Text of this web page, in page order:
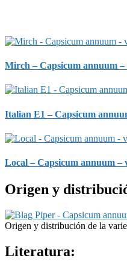
Mirch – Capsicum annuum –
Italian E1 – Capsicum
Local – Capsicum annuum –
Origen y
Origen y distribución de la
Literatura: